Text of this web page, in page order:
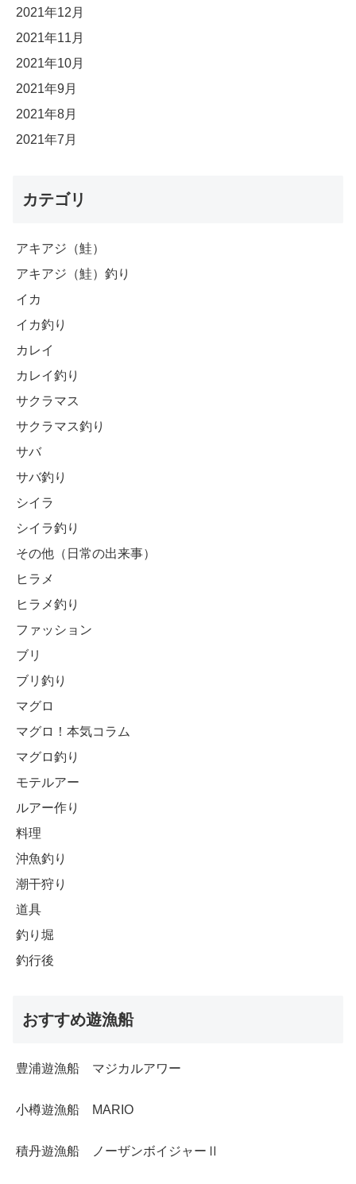
2021年12月
2021年11月
2021年10月
2021年9月
2021年8月
2021年7月
カテゴリ
アキアジ（鮭）
アキアジ（鮭）釣り
イカ
イカ釣り
カレイ
カレイ釣り
サクラマス
サクラマス釣り
サバ
サバ釣り
シイラ
シイラ釣り
その他（日常の出来事）
ヒラメ
ヒラメ釣り
ファッション
ブリ
ブリ釣り
マグロ
マグロ！本気コラム
マグロ釣り
モテルアー
ルアー作り
料理
沖魚釣り
潮干狩り
道具
釣り堀
釣行後
おすすめ遊漁船
豊浦遊漁船 マジカルアワー
小樽遊漁船 MARIO
積丹遊漁船 ノーザンボイジャーⅡ